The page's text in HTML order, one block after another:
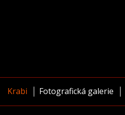
Krabi Fotografická galerie